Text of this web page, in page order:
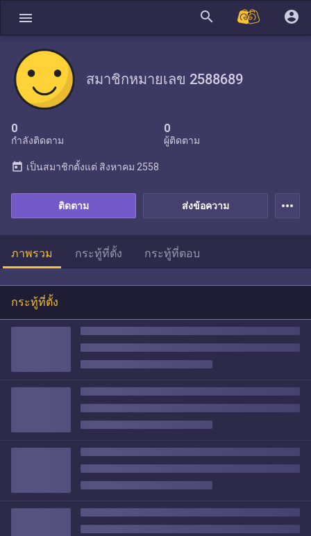
menu search account_circle
สมาชิกหมายเลข 2588689
0
กำลังติดตาม
0
ผู้ติดตาม
ส่งข้อความ
ติดตาม
today เป็นสมาชิกตั้งแต่ สิงหาคม 2558
more_horiz
ภาพรวม กระทู้ที่ตั้ง กระทู้ที่ตอบ
กระทู้ที่ตั้ง